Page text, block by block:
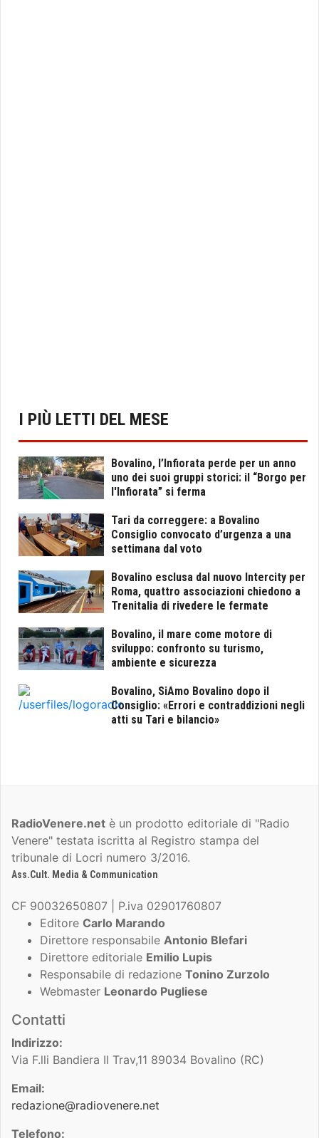
I PIÙ LETTI DEL MESE
Bovalino, l’Infiorata perde per un anno
uno dei suoi gruppi storici: il “Borgo per
l'Infiorata” si ferma
Tari da correggere: a Bovalino
Consiglio convocato d’urgenza a una
settimana dal voto
Bovalino esclusa dal nuovo Intercity per
Roma, quattro associazioni chiedono a
Trenitalia di rivedere le fermate
Bovalino, il mare come motore di
sviluppo: confronto su turismo,
ambiente e sicurezza
Bovalino, SiAmo Bovalino dopo il
Consiglio: «Errori e contraddizioni negli
atti su Tari e bilancio»
RadioVenere.net è un prodotto editoriale di "Radio
Venere" testata iscritta al Registro stampa del
tribunale di Locri numero 3/2016.
Ass.Cult. Media & Communication
CF 90032650807 | P.iva 02901760807
Editore Carlo Marando
Direttore responsabile Antonio Blefari
Direttore editoriale Emilio Lupis
Responsabile di redazione Tonino Zurzolo
Webmaster Leonardo Pugliese
Contatti
Indirizzo:
Via F.lli Bandiera II Trav,11 89034 Bovalino (RC)
Email:
redazione@radiovenere.net
Telefono: